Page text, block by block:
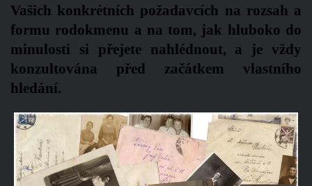
Vašich konkrétních požadavcích na rozsah a
formu rodokmenu a na tom, jak hluboko do
minulosti si přejete nahlédnout, a je vždy
konzultována před začátkem vlastního
hledání.